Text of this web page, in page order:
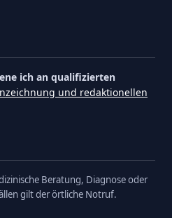
ich an qualifizierten
und redaktionellen
Beratung, Diagnose oder
gilt der örtliche Notruf.